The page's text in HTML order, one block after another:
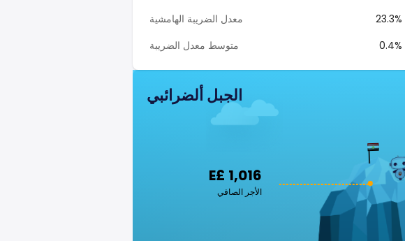
معدل الضريبة الهامشية
23.3%
متوسط معدل الضريبة
0.4%
الجبل ألضرائبي
E£ 1,016
الأجر الصافي